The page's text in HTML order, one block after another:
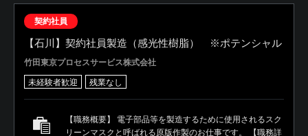
契約社員
【石川】契約社員製造（感光性樹脂） ※ポテンシャル
竹田東京プロセスサービス株式会社
未経験者歓迎 残業なし
【職務概要】 電子部品等を製造するために使用されるスク
リーンマスクと呼ばれる原版作製のお仕事です。 【職務詳